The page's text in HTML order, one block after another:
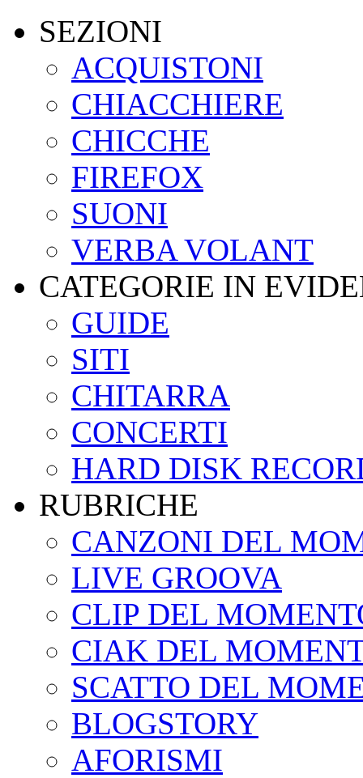
SEZIONI
ACQUISTONI
CHIACCHIERE
CHICCHE
FIREFOX
SUONI
VERBA VOLANT
CATEGORIE IN
GUIDE
SITI
CHITARRA
CONCERTI
HARD DISK
RUBRICHE
CANZONI DEL
LIVE GROOVA
CLIP DEL
CIAK DEL
SCATTO DEL
BLOGSTORY
AFORISMI